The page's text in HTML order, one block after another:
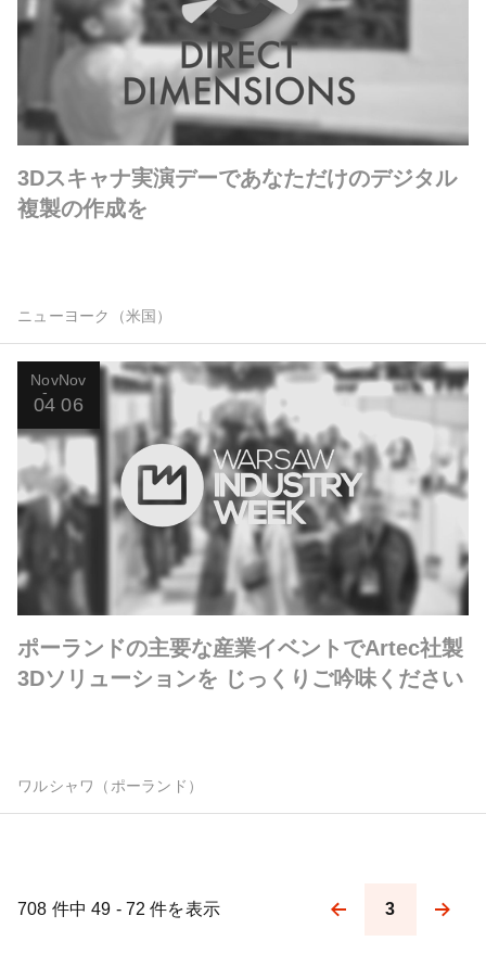
3Dスキャナ実演デーであなただけのデジタル
複製の作成を
ニューヨーク（米国）
Nov
04
Nov
06
ポーランドの主要な産業イベントでArtec社製
3Dソリューションを じっくりご吟味ください
ワルシャワ（ポーランド）
708 件中 49 - 72 件を表示
Pagination
3